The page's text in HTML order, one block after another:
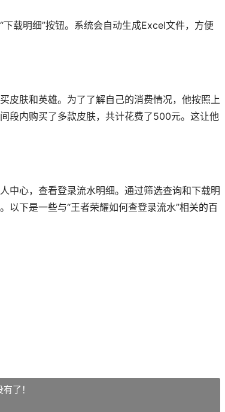
载明细”按钮。系统会自动生成Excel文件，方便
皮肤和英雄。为了了解自己的消费情况，他按照上
段内购买了多款皮肤，共计花费了500元。这让他
中心，查看登录流水明细。通过筛选查询和下载明
以下是一些与“王者荣耀如何查登录流水”相关的百
有了！